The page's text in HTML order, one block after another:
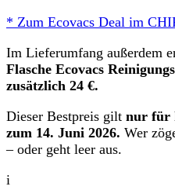
* Zum Ecovacs Deal im
Im Lieferumfang außerdem
Flasche Ecovacs
zusätzlich 24 €.
Dieser Bestpreis gilt nur für
zum 14. Juni 2026. Wer
– oder geht leer aus.
i